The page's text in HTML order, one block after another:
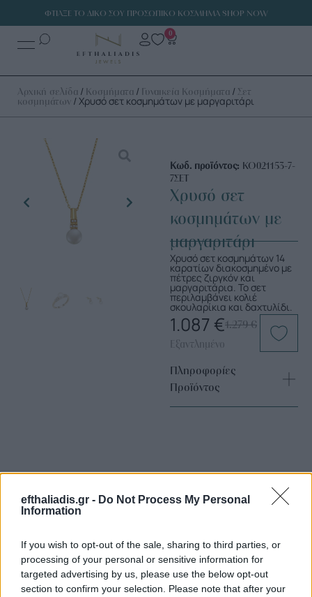
efthaliadis.gr - Do Not Process My Personal
Information
If you wish to opt-out of the sale, sharing to third parties, or
processing of your personal or sensitive information for
targeted advertising by us, please use the below opt-out
section to confirm your selection. Please note that after your
ΦΤΙΑΞΕ ΤΟ ΔΙΚΟ ΣΟΥ ΠΡΟΣΩΠΙΚΟ ΚΟΣΜΗΜΑ SHOP NOW
0
Αρχική σελίδα / Κοσμήματα / Γυναικεία Κοσμήματα / Σετ
κοσμημάτων / Χρυσό σετ κοσμημάτων με μαργαριτάρι
Κωδ. προϊόντος: ΚΟ021153-7-
7ΣΕΤ
Χρυσό σετ
κοσμημάτων με
μαργαριτάρι
Χρυσό σετ κοσμημάτων 14
καρατίων διακοσμημένο με
πέτρες ζιργκόν και
μαργαριτάρια. Το σετ
περιλαμβάνει κολιέ
σκουλαρίκια και δαχτυλίδι.
1.279€
1.087 €
Εξαντλημένο
Πληροφορίες
Προϊόντος
Ανακαλύψτε τα κοσμήματα που αγαπήθηκαν περισσότερο!
Εδώ θα βρείτε τις κορυφαίες επιλογές που ξεχωρίζουν για
το μοναδικό τους στυλ και την εξαιρετική τους ποιότητα.